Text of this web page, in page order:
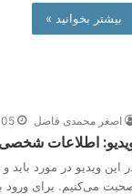
بیشتر بخوانید »
اصغر محمدی فاضل
اطلاعات
این ویدیو در مورد
می‌کنیم. برای ورود